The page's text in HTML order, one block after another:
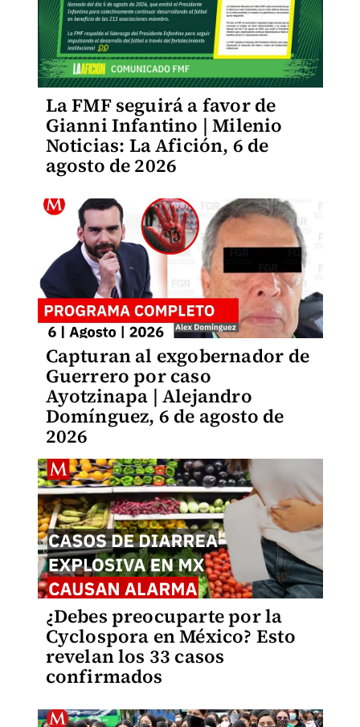
La FMF seguirá a favor de
Gianni Infantino | Milenio
Noticias: La Afición, 6 de
agosto de 2026
Capturan al exgobernador de
Guerrero por caso
Ayotzinapa | Alejandro
Domínguez, 6 de agosto de
2026
¿Debes preocuparte por la
Cyclospora en México? Esto
revelan los 33 casos
confirmados